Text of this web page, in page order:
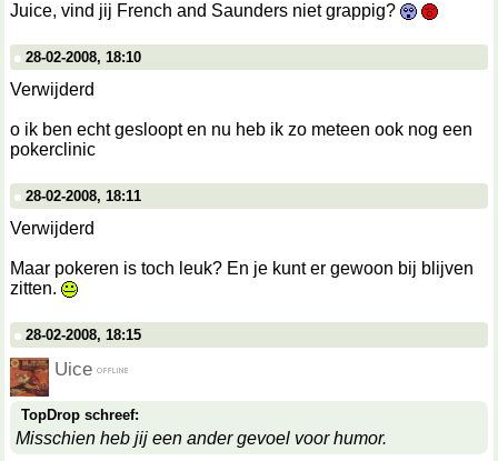
Juice, vind jij French and Saunders niet grappig?
28-02-2008, 18:10
Verwijderd
o ik ben echt gesloopt en nu heb ik zo meteen ook nog een
pokerclinic
28-02-2008, 18:11
Verwijderd
Maar pokeren is toch leuk? En je kunt er gewoon bij blijven
zitten.
28-02-2008, 18:15
Uice
TopDrop schreef:
Misschien heb jij een ander gevoel voor humor.